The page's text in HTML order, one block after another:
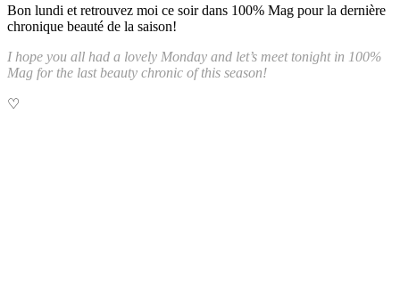
Bon lundi et retrouvez moi ce soir dans 100% Mag pour la dernière
chronique beauté de la saison!
I hope you all had a lovely Monday and let’s meet tonight in 100%
Mag for the last beauty chronic of this season!
♡